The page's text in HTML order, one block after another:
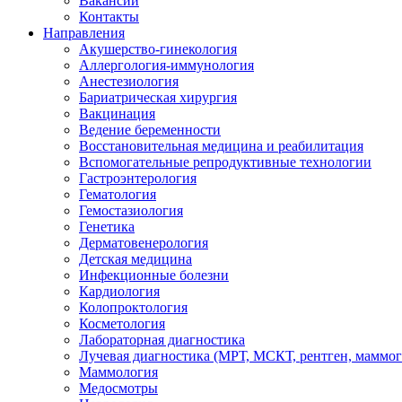
Контакты
Направления
Акушерство-гинекология
Аллергология-иммунология
Анестезиология
Бариатрическая хирургия
Вакцинация
Ведение беременности
Восстановительная медицина и реабилитация
Вспомогательные репродуктивные технологии
Гастроэнтерология
Гематология
Гемостазиология
Генетика
Дерматовенерология
Детская медицина
Инфекционные болезни
Кардиология
Колопроктология
Косметология
Лабораторная диагностика
Лучевая диагностика (МРТ, МСКТ, рентген,
Маммология
Медосмотры